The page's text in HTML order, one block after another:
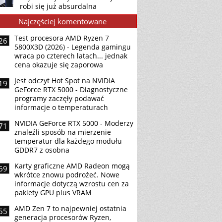
robi się już absurdalna
Najczęściej komentowane
Test procesora AMD Ryzen 7
5800X3D (2026) - Legenda gamingu
wraca po czterech latach... jednak
cena okazuje się zaporowa
Jest odczyt Hot Spot na NVIDIA
GeForce RTX 5000 - Diagnostyczne
programy zaczęły podawać
informacje o temperaturach
NVIDIA GeForce RTX 5000 - Moderzy
znaleźli sposób na mierzenie
temperatur dla każdego modułu
GDDR7 z osobna
Karty graficzne AMD Radeon mogą
wkrótce znowu podrożeć. Nowe
informacje dotyczą wzrostu cen za
pakiety GPU plus VRAM
AMD Zen 7 to najpewniej ostatnia
generacja procesorów Ryzen,